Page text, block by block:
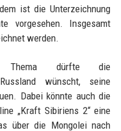
ist die Unterzeichnung
vorgesehen. Insgesamt
werden.
Thema dürfte die
wünscht, seine
Dabei könnte auch die
„Kraft Sibiriens 2“ eine
über die Mongolei nach